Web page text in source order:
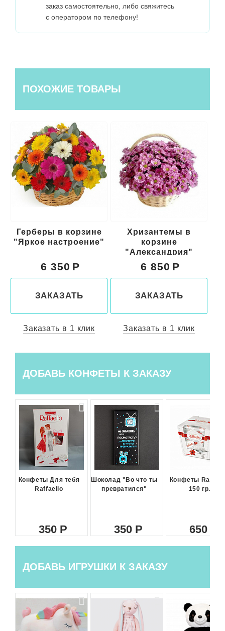
заказ самостоятельно, либо свяжитесь
с оператором по телефону!
ПОХОЖИЕ ТОВАРЫ
Герберы в корзине
"Яркое настроение"
6 350
ЗАКАЗАТЬ
Заказать в 1 клик
Хризантемы в
корзине
"Александрия"
6 850
ЗАКАЗАТЬ
Заказать в 1 клик
ДОБАВЬ КОНФЕТЫ К ЗАКАЗУ
Конфеты Для тебя
Raffaello
350
Шоколад "Во что ты
превратился"
350
Конфеты
150 гр.
650
ДОБАВЬ ИГРУШКИ К ЗАКАЗУ